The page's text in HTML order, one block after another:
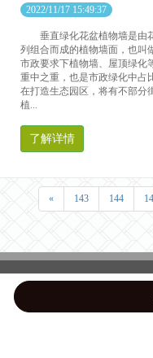
2022/11/17 15:49:37
垂直绿化花盆植物墙是由
列组合而成的植物墙面，也叫
市政要求下植物墙、屋顶绿化
重中之重，也是市政绿化中占
在打造生态园区，将有不部分
植...
了解详情
« 143 144